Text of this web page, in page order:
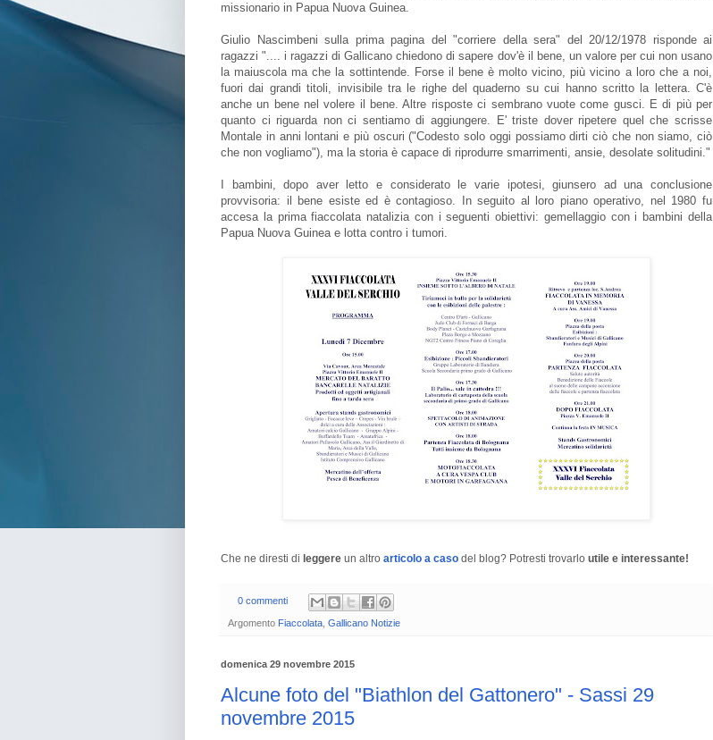
missionario in Papua Nuova Guinea.
Giulio Nascimbeni sulla prima pagina del "corriere della sera" del 20/12/1978 risponde ai
ragazzi ".... i ragazzi di Gallicano chiedono di sapere dov'è il bene, un valore per cui non usano
la maiuscola ma che la sottintende. Forse il bene è molto vicino, più vicino a loro che a noi,
fuori dai grandi titoli, invisibile tra le righe del quaderno su cui hanno scritto la lettera. C'è
anche un bene nel volere il bene. Altre risposte ci sembrano vuote come gusci. E di più per
quanto ci riguarda non ci sentiamo di aggiungere. E' triste dover ripetere quel che scrisse
Montale in anni lontani e più oscuri ("Codesto solo oggi possiamo dirti ciò che non siamo, ciò
che non vogliamo"), ma la storia è capace di riprodurre smarrimenti, ansie, desolate solitudini."
I bambini, dopo aver letto e considerato le varie ipotesi, giunsero ad una conclusione
provvisoria: il bene esiste ed è contagioso. In seguito al loro piano operativo, nel 1980 fu
accesa la prima fiaccolata natalizia con i seguenti obiettivi: gemellaggio con i bambini della
Papua Nuova Guinea e lotta contro i tumori.
Che ne diresti di leggere un altro articolo a caso del blog? Potresti trovarlo utile e interessante!
0 commenti
Argomento Fiaccolata Gallicano Notizie
domenica 29 novembre 2015
Alcune foto del "Biathlon del Gattonero" - Sassi 29
novembre 2015